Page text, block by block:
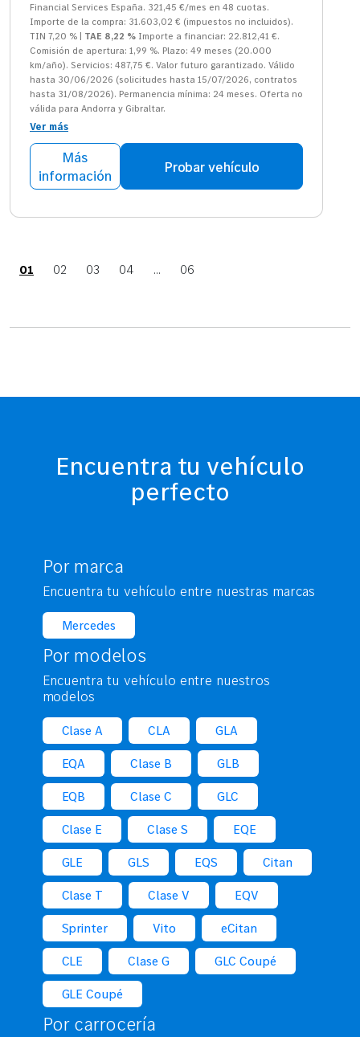
Financial Services España. 321,45 €/mes en 48 cuotas.
Importe de la compra: 31.603,02 € (impuestos no incluidos).
TIN 7,20 % | TAE 8,22 % Importe a financiar: 22.812,41 €.
Comisión de apertura: 1,99 %. Plazo: 49 meses (20.000
km/año). Servicios: 487,75 €. Valor futuro garantizado. Válido
hasta 30/06/2026 (solicitudes hasta 15/07/2026, contratos
hasta 31/08/2026). Permanencia mínima: 24 meses. Oferta no
válida para Andorra y Gibraltar.
Ver más
Más
información
Probar vehículo
01 02 03 04 ... 06
Encuentra tu vehículo
perfecto
Por marca
Encuentra tu vehículo entre nuestras marcas
Mercedes
Por modelos
Encuentra tu vehículo entre nuestros
modelos
Clase A CLA GLA
EQA Clase B GLB
EQB Clase C GLC
Clase E Clase S EQE
GLE GLS EQS Citan
Clase T Clase V EQV
Sprinter Vito eCitan
CLE Clase G GLC Coupé
GLE Coupé
Por carrocería